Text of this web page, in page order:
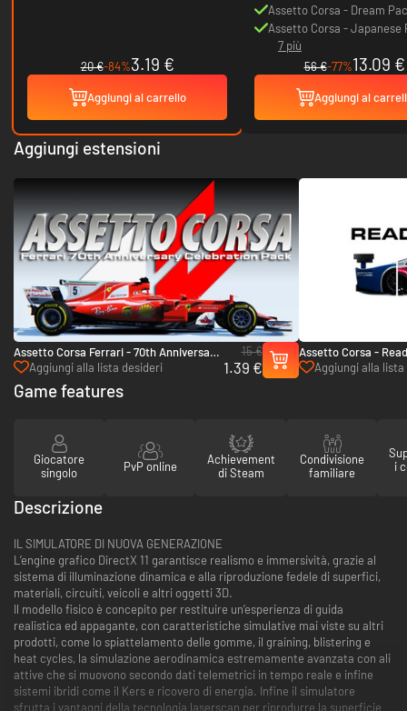
20 €-84%3.19 €
Aggiungi al carrello
Assetto Corsa - Dream
Assetto Corsa - Japanese
7 più
56 €-77%13.09 €
Aggiungi al
Aggiungi estensioni
Assetto Corsa Ferrari - 70th Anniversary
Pack - PC (Steam)
Aggiungi alla lista desideri
15 €
1.39 €
Assetto Corsa -
PC (Steam)
Aggiungi alla lista
Game features
Giocatore
singolo
PvP online
Achievement
di Steam
Condivisione
familiare
i
Descrizione
IL SIMULATORE DI NUOVA GENERAZIONE
L’engine grafico DirectX 11 garantisce realismo e immersività, grazie al
sistema di illuminazione dinamica e alla riproduzione fedele di superfici,
materiali, circuiti, veicoli e altri oggetti 3D.
Il modello fisico è concepito per restituire un’esperienza di guida
realistica ed appagante, con caratteristiche simulative mai viste su altri
prodotti, come lo spiattelamento delle gomme, il graining, blistering e
heat cycles, la simulazione aerodinamica estremamente avanzata con ali
attive che si muovono secondo dati telemetrici in tempo reale e infine
sistemi ibridi come il Kers e ricovero di energia. Infine il simulatore
sfrutta i vantaggi della tecnologia laserscan per riprodurre la superficie